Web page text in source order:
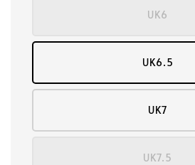
UK6
UK6.5
UK7
UK7.5